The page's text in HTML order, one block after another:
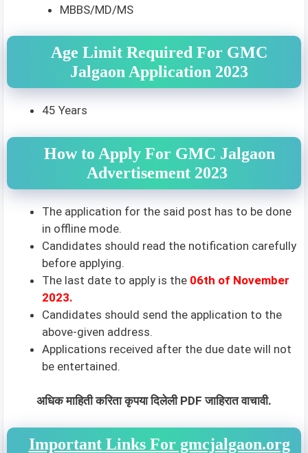
MBBS/MD/MS
Age Limit Required For GMC
Jalgaon Application 2023
45 Years
How to Apply For GMC Jalgaon
Advertisement 2023
The application for the said post has to be done
in offline mode.
Candidates should read the notification carefully
before applying.
The last date to apply is the 06th of November
2023.
Candidates should send the application to the
above-given address.
Applications received after the due date will not
be entertained.
अधिक माहिती करिता कृपया दिलेली PDF जाहिरात वाचावी.
Important Links For gmcjalgaon.org